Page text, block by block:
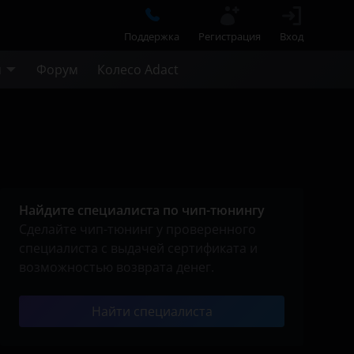
Поддержка Регистрация Вход
Форум Колесо Adact
Найдите специалиста по чип-тюнингу
Найти специалиста